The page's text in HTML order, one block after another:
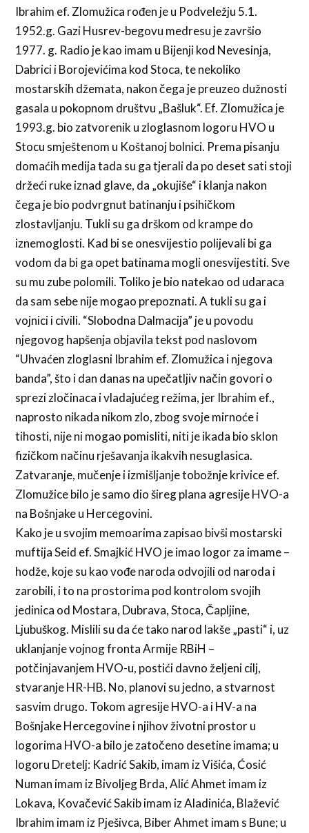
Ibrahim ef. Zlomužica rođen je u Podveležju 5.1.
1952.g. Gazi Husrev-begovu medresu je završio
1977. g. Radio je kao imam u Bijenji kod Nevesinja,
Dabrici i Borojevićima kod Stoca, te nekoliko
mostarskih džemata, nakon čega je preuzeo dužnosti
gasala u pokopnom društvu „Bašluk“. Ef. Zlomužica je
1993.g. bio zatvorenik u zloglasnom logoru HVO u
Stocu smještenom u Koštanoj bolnici. Prema pisanju
domaćih medija tada su ga tjerali da po deset sati stoji
držeći ruke iznad glave, da „okujiše“ i klanja nakon
čega je bio podvrgnut batinanju i psihičkom
zlostavljanju. Tukli su ga drškom od krampe do
iznemoglosti. Kad bi se onesvijestio polijevali bi ga
vodom da bi ga opet batinama mogli onesvijestiti. Sve
su mu zube polomili. Toli­ko je bio natekao od udaraca
da sam sebe nije mogao prepoznati. A tukli su ga i
vojnici i civili. “Slobodna Dalmacija” je u povodu
njegovog hapšenja objavila tekst pod naslo­vom
“Uhvaćen zloglasni Ibrahim ef. Zlomužica i njegova
banda”, što i dan danas na upečatljiv način govori o
sprezi zločinaca i vladajućeg režima, jer Ibrahim ef.,
naprosto nikada nikom zlo, zbog svoje mirnoće i
tihosti, nije ni mogao pomisliti, niti je ikada bio sklon
fizičkom načinu rješavanja ikakvih nesuglasica.
Zatvaranje, mučenje i izmišljanje tobožnje krivice ef.
Zlomužice bilo je samo dio šireg plana agresije HVO-a
na Bošnjake u Hercegovini.
Kako je u svojim memoarima zapisao bivši mostarski
muftija Seid ef. Smajkić HVO je imao logor za imame –
hodže, koje su kao vođe naroda odvojili od naroda i
zarobili, i to na prostorima pod kontrolom svojih
jedinica od Mostara, Dubrava, Stoca, Čapljine,
Ljubuškog. Mislili su da će tako narod lakše „pasti“ i, uz
uklanjanje vojnog fronta Armije RBiH –
potčinjavanjem HVO-u, postići davno željeni cilj,
stvaranje HR-HB. No, planovi su jedno, a stvarnost
sasvim drugo. Tokom agresije HVO-a i HV-a na
Bošnjake Hercegovine i njihov životni prostor u
logorima HVO-a bilo je zatočeno desetine imama; u
logoru Dretelj: Kadrić Sakib, imam iz Višića, Ćosić
Numan imam iz Bivoljeg Brda, Alić Ahmet imam iz
Lokava, Kovačević Sakib imam iz Aladinića, Blažević
Ibrahim imam iz Pješivca, Biber Ahmet imam s Bune; u